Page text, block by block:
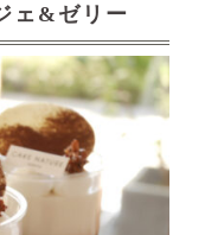
ェ&ゼリー